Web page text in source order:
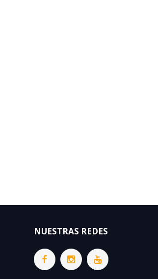
NUESTRAS REDES